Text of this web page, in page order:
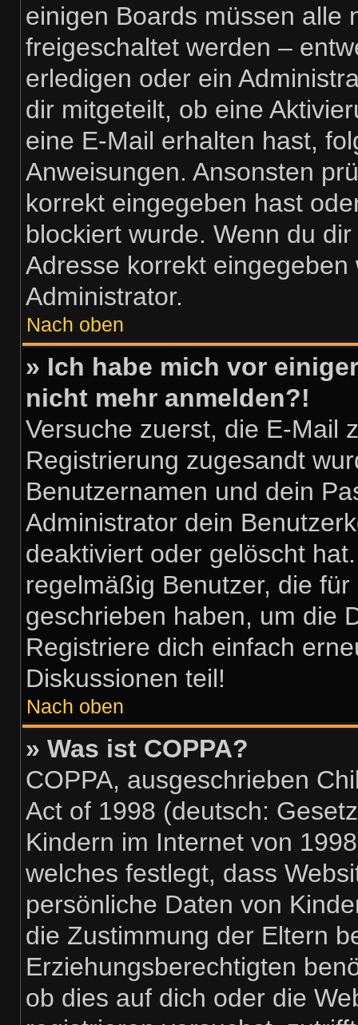
einigen Boards müssen alle
freigeschaltet werden –
erledigen oder ein
dir mitgeteilt, ob eine
eine E-Mail erhalten hast,
Anweisungen. Ansonsten
korrekt eingegeben hast
blockiert wurde. Wenn du
Adresse korrekt
Administrator.
Nach oben
» Ich habe mich vor
nicht mehr anmelden?!
Versuche zuerst, die E-Mail
Registrierung zugesandt
Benutzernamen und dein
Administrator dein
deaktiviert oder gelöscht
regelmäßig Benutzer, die
geschrieben haben, um die
Registriere dich einfach
Diskussionen teil!
Nach oben
» Was ist COPPA?
COPPA, ausgeschrieben
Act of 1998 (deutsch:
Kindern im Internet von
welches festlegt, dass
persönliche Daten von
die Zustimmung der Eltern
Erziehungsberechtigten
ob dies auf dich oder die